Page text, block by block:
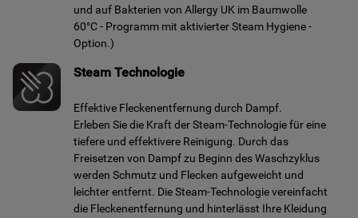
und auf Bakterien von Allergy UK im Baumwolle
60°C - Programm mit aktivierter Steam Hygiene -
Option.)
Steam Technologie
Effektive Fleckenentfernung durch Dampf.
Erleben Sie die Kraft der Steam-Technologie für eine
tiefere und effektivere Reinigung. Durch das
Freisetzen von Dampf zu Beginn des Waschzyklus
werden Schmutz und Flecken aufgeweicht und
leichter entfernt. Die Steam-Technologie vereinfacht
die Fleckenentfernung und hinterlässt Ihre Kleidung